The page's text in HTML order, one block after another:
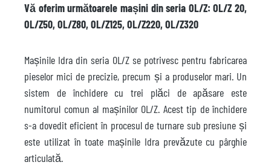
Vă oferim următoarele mașini din seria OL/Z: OL/Z 20,
OL/Z50, OL/Z80, OL/Z125, OL/Z220, OL/Z320
Mașinile Idra din seria OL/Z se potrivesc pentru fabricarea
pieselor mici de precizie, precum și a produselor mari. Un
sistem de închidere cu trei plăci de apăsare este
numitorul comun al mașinilor OL/Z. Acest tip de închidere
s-a dovedit eficient în procesul de turnare sub presiune și
este utilizat în toate mașinile Idra prevăzute cu pârghie
articulată.